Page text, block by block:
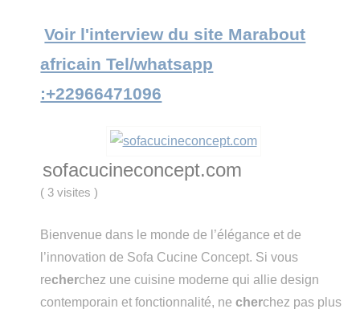
Voir l'interview du site Marabout
africain Tel/whatsapp
:+22966471096
sofacucineconcept.com
( 3 visites)
Bienvenue dans le monde de l’élégance et de
l’innovation de Sofa Cucine Concept. Si vous
recherchez une cuisine moderne qui allie design
contemporain et fonctionnalité, necherchez pas plus